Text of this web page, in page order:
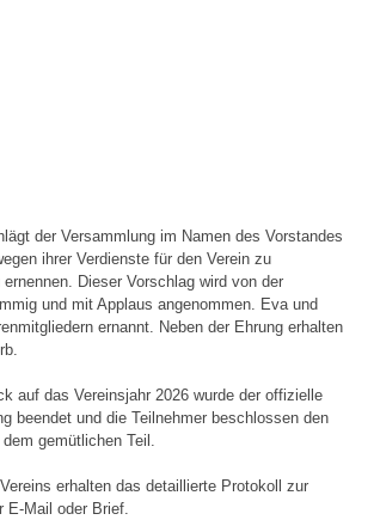
der Versammlung im Namen des Vorstandes
ihrer Verdienste für den Verein zu
Dieser Vorschlag wird von der
und mit Applaus angenommen. Eva und
ernannt. Neben der Ehrung erhalten
auf das Vereinsjahr 2026 wurde der offizielle
beendet und die Teilnehmer beschlossen den
gemütlichen Teil.
erhalten das detaillierte Protokoll zur
E-Mail oder Brief.